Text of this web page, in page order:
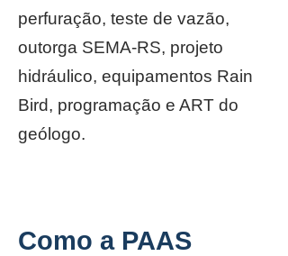
perfuração, teste de vazão,
outorga SEMA-RS, projeto
hidráulico, equipamentos Rain
Bird, programação e ART do
geólogo.
Como a PAAS